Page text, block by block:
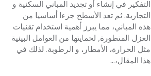
التفكير في إنشاء أو تجديد المباني السكنية و
التجارية. ثم تعد الأسطح جزءا أساسيا من
هذه المباني، مما يبرز أهمية استخدام تقنيات
العزل المتطورة, لحمايتها من العوامل البيئية
مثل الحرارة، الأمطار، و الرطوبة. لذلك في
هذا المقال،...